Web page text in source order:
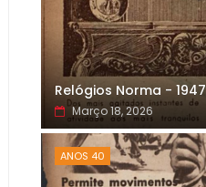
Relógios Norma - 1947
Março 18, 2026
ANOS 40